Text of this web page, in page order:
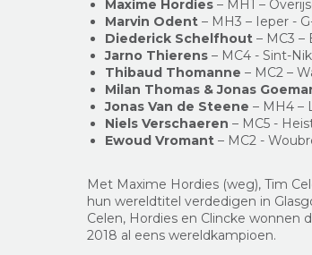
Maxime Hordies – MH1 –
Marvin Odent – MH3 – Ieper -
Diederick Schelfhout – MC3
Jarno Thierens – MC4 - Sint-
Thibaud Thomanne – MC2 –
Milan Thomas & Jonas
Jonas Van de Steene – MH4 –
Niels Verschaeren – MC5 -
Ewoud Vromant – MC2 -
Met Maxime Hordies (weg), Tim
hun wereldtitel verdedigen in
Celen, Hordies en Clincke wonnen
2018 al eens wereldkampioen.